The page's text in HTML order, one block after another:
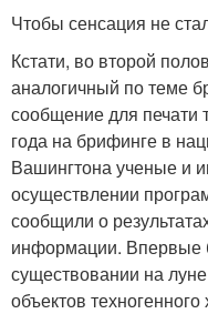
Чтобы сенсация не
Кстати, во второй
аналогичный по теме
сообщение для печати
года на брифинге в
Вашингтона ученые и
осуществлении
сообщили о
информации. Впервые
существовании на
объектов техногенного